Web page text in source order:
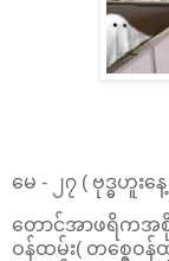
မေ - ၂၇ ( ဗုဒ္ဓဟူးနေ့
တောင်အာဖရိကအ
ဝန်ထမ်း( တစ္စေဝ